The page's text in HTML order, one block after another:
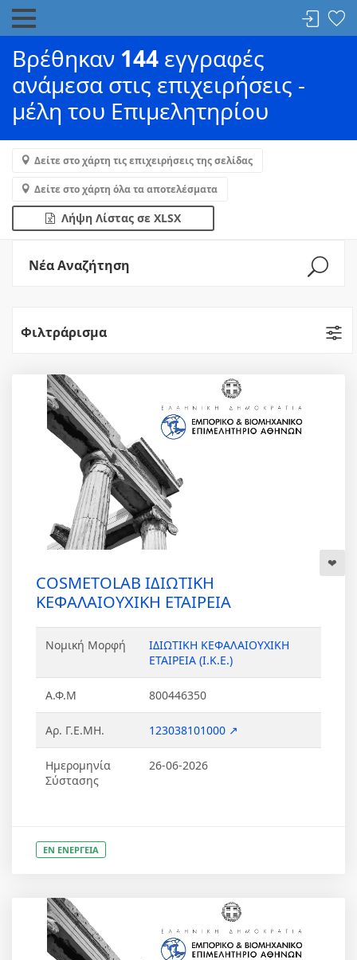
Βρέθηκαν 144 εγγραφές
ανάμεσα στις επιχειρήσεις -
μέλη του Επιμελητηρίου
Δείτε στο χάρτη τις επιχειρήσεις της σελίδας
Δείτε στο χάρτη όλα τα αποτελέσματα
Λήψη Λίστας σε XLSX
Νέα Αναζήτηση
Φιλτράρισμα
COSMETOLAB ΙΔΙΩΤΙΚΗ
ΚΕΦΑΛΑΙΟΥΧΙΚΗ ΕΤΑΙΡΕΙΑ
Νομική Μορφή
ΙΔΙΩΤΙΚΗ ΚΕΦΑΛΑΙΟΥΧΙΚΗ
ΕΤΑΙΡΕΙΑ (Ι.Κ.Ε.)
Α.Φ.Μ 800446350
Αρ. Γ.Ε.ΜΗ. 123038101000 ↗
Ημερομηνία
Σύστασης
26-06-2026
ΕΝ ΕΝΕΡΓΕΙΑ